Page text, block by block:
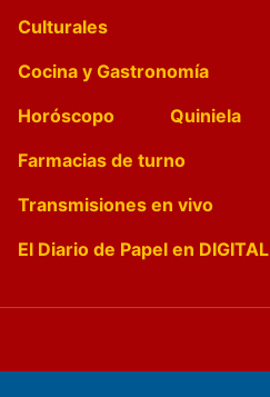
Culturales
Cocina y Gastronomía
Horóscopo
Quiniela
Farmacias de turno
Transmisiones en vivo
El Diario de Papel en DIGITAL